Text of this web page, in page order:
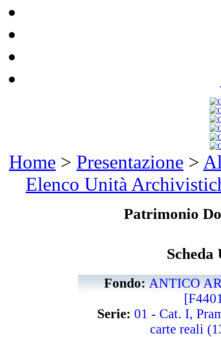
Home > Presentazione >
Elenco Unità
Patrimonio
Scheda
Fondo:ANTICO
Serie: 01 - Cat. I,
carte reali